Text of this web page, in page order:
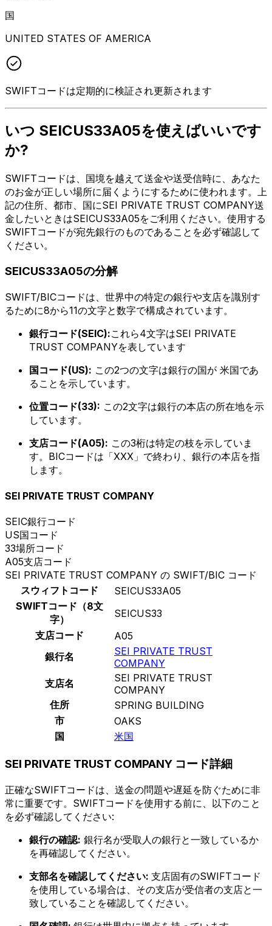
国
UNITED STATES OF AMERICA
SWIFTコードは定期的に検証され更新されます
いつ SEICUS33A05を使えばいいです
か?
SWIFTコードは、国境を越えて送金や送受信時に、あなた
のお金が正しい場所に届くようにするために使われます。上
記の住所、都市、国にSEI PRIVATE TRUST COMPANY送
金したいときはSEICUS33A05をご利用ください。使用する
SWIFTコードが宛先銀行のものであることを必ず確認して
ください。
SEICUS33A05の分解
SWIFT/BICコードは、世界中の特定の銀行や支店を識別す
るために8から11の文字と数字で構成されています。
銀行コード(SEIC):これら4文字はSEI PRIVATE
TRUST COMPANYを表しています
国コード(US): この2つの文字は銀行の国が 米国であ
ることを示しています。
位置コード(33): この2文字は銀行の本店の所在地を示
しています。
支店コード(A05): この3桁は特定の枝を示していま
す。BICコードは「XXX」で終わり、銀行の本店を指
します。
SEI PRIVATE TRUST COMPANY
SEIC銀行コード
US国コード
33場所コード
A05支店コード
SEI PRIVATE TRUST COMPANY の SWIFT/BIC コード
スウィフトコード
SEICUS33A05
SWIFTコード（8文
字）
SEICUS33
支店コード
A05
銀行名
SEI PRIVATE TRUST
COMPANY
支店名
SEI PRIVATE TRUST
COMPANY
住所
SPRING BUILDING
市
OAKS
国
米国
SEI PRIVATE TRUST COMPANY コード詳細
正確なSWIFTコードは、送金の問題や遅延を防ぐために非
常に重要です。SWIFTコードを使用する前に、以下のこと
を必ず確認してください:
銀行の確認: 銀行名が受取人の銀行と一致しているか
を再確認してください。
支部名を確認してください: 支店固有のSWIFTコード
を使用している場合は、その支店が受信者の支店と一
致していることを確認してください。